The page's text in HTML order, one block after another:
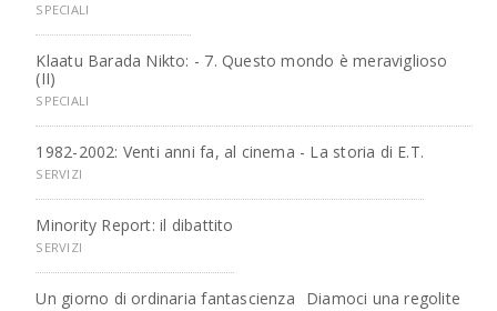
SPECIALI
Klaatu Barada Nikto: - 7. Questo mondo è meraviglioso
(II)
SPECIALI
1982-2002: Venti anni fa, al cinema - La storia di E.T.
SERVIZI
Minority Report: il dibattito
SERVIZI
Un giorno di ordinaria fantascienza Diamoci una regolite